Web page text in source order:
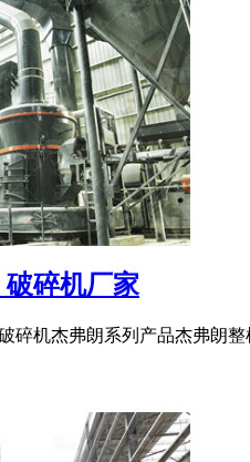
碎机厂家
碎机杰弗朗系列产品杰弗朗